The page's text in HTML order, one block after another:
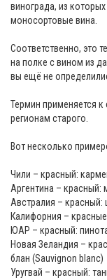
винограда, из
моносортовые вина.
Соответственно, это
на полке с вином из
вы ещё не
Термин применяется
регионам старого.
Вот несколько
Чили – красный:
Аргентина – красный:
Австралия – красный:
Калифорния –
ЮАР – красный:
Новая Зеландия –
блан (Sauvignon blanc)
Уругвай – красный: